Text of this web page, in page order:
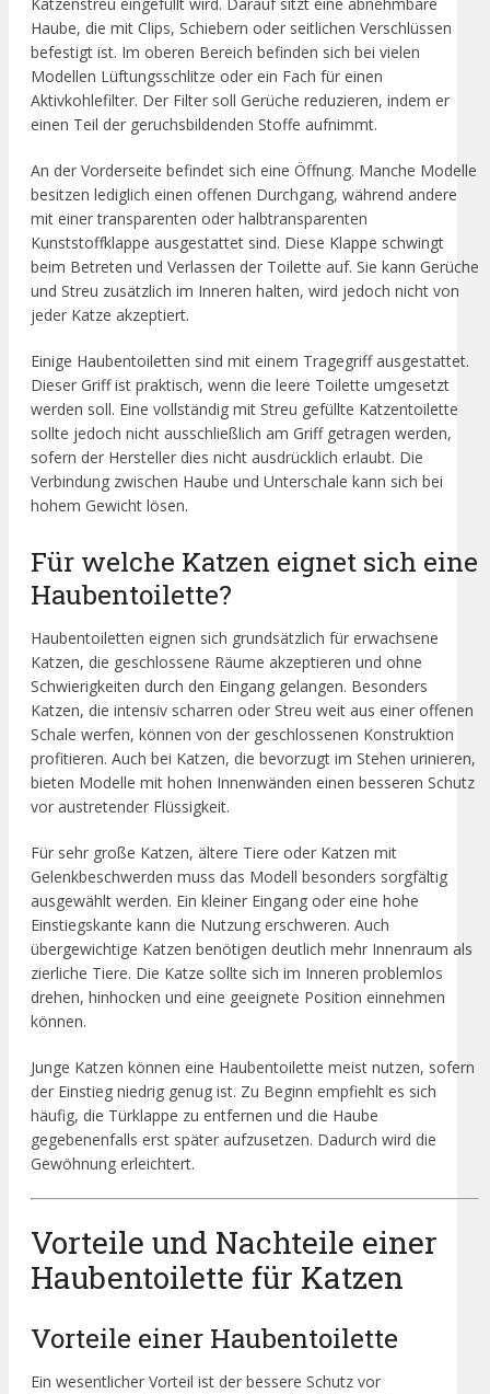
Haube, die mit Clips, Schiebern oder seitlichen Verschlüssen
befestigt ist. Im oberen Bereich befinden sich bei vielen
Modellen Lüftungsschlitze oder ein Fach für einen
Aktivkohlefilter. Der Filter soll Gerüche reduzieren, indem er
einen Teil der geruchsbildenden Stoffe aufnimmt.
An der Vorderseite befindet sich eine Öffnung. Manche Modelle
besitzen lediglich einen offenen Durchgang, während andere
mit einer transparenten oder halbtransparenten
Kunststoffklappe ausgestattet sind. Diese Klappe schwingt
beim Betreten und Verlassen der Toilette auf. Sie kann Gerüche
und Streu zusätzlich im Inneren halten, wird jedoch nicht von
jeder Katze akzeptiert.
Einige Haubentoiletten sind mit einem Tragegriff ausgestattet.
Dieser Griff ist praktisch, wenn die leere Toilette umgesetzt
werden soll. Eine vollständig mit Streu gefüllte Katzentoilette
sollte jedoch nicht ausschließlich am Griff getragen werden,
sofern der Hersteller dies nicht ausdrücklich erlaubt. Die
Verbindung zwischen Haube und Unterschale kann sich bei
hohem Gewicht lösen.
Für welche Katzen eignet sich eine
Haubentoilette?
Haubentoiletten eignen sich grundsätzlich für erwachsene
Katzen, die geschlossene Räume akzeptieren und ohne
Schwierigkeiten durch den Eingang gelangen. Besonders
Katzen, die intensiv scharren oder Streu weit aus einer offenen
Schale werfen, können von der geschlossenen Konstruktion
profitieren. Auch bei Katzen, die bevorzugt im Stehen urinieren,
bieten Modelle mit hohen Innenwänden einen besseren Schutz
vor austretender Flüssigkeit.
Für sehr große Katzen, ältere Tiere oder Katzen mit
Gelenkbeschwerden muss das Modell besonders sorgfältig
ausgewählt werden. Ein kleiner Eingang oder eine hohe
Einstiegskante kann die Nutzung erschweren. Auch
übergewichtige Katzen benötigen deutlich mehr Innenraum als
zierliche Tiere. Die Katze sollte sich im Inneren problemlos
drehen, hinhocken und eine geeignete Position einnehmen
können.
Junge Katzen können eine Haubentoilette meist nutzen, sofern
der Einstieg niedrig genug ist. Zu Beginn empfiehlt es sich
häufig, die Türklappe zu entfernen und die Haube
gegebenenfalls erst später aufzusetzen. Dadurch wird die
Gewöhnung erleichtert.
Vorteile und Nachteile einer
Haubentoilette für Katzen
Vorteile einer Haubentoilette
Ein wesentlicher Vorteil ist der bessere Schutz vor